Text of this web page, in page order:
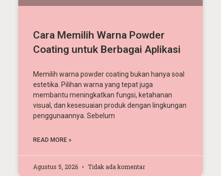
Cara Memilih Warna Powder
Coating untuk Berbagai Aplikasi
Memilih warna powder coating bukan hanya soal
estetika. Pilihan warna yang tepat juga
membantu meningkatkan fungsi, ketahanan
visual, dan kesesuaian produk dengan lingkungan
penggunaannya. Sebelum
READ MORE »
Agustus 5, 2026 Tidak ada komentar